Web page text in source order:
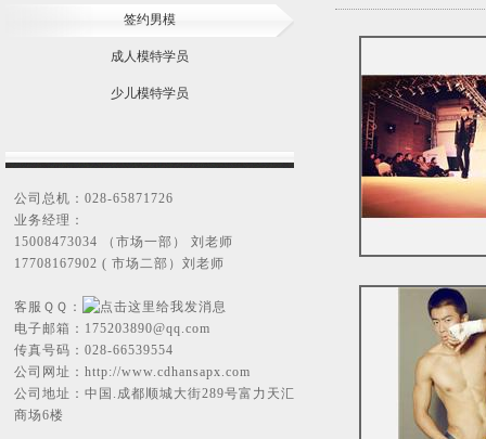
签约男模
成人模特学员
少儿模特学员
公司总机：028-65871726
业务经理：
15008473034 （市场一部） 刘老师
17708167902 ( 市场二部）刘老师
客服ＱＱ：
电子邮箱： 175203890@qq.com
传真号码：028-66539554
公司网址： http://www.cdhansapx.com
公司地址：中国.成都顺城大街289号富力天汇
商场6楼